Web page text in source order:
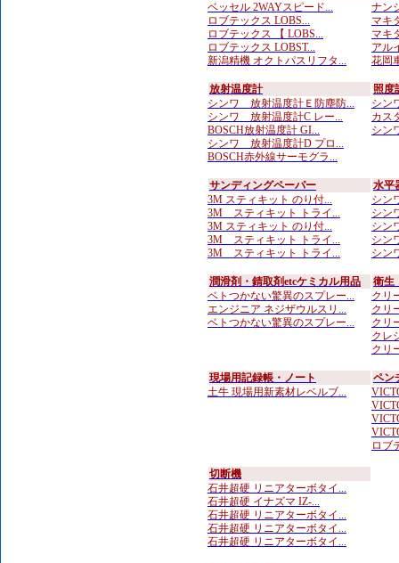
ベッセル 2WAYスピード...
ロブテックス LOBS...
ロブテックス 【 LOBS...
ロブテックス LOBST...
新潟精機 オクトパスリフタ...
ナン
マキ
マキ
アル
花岡
放射温度計
シンワ 放射温度計Ｅ防塵防...
シンワ 放射温度計C レー...
BOSCH放射温度計 GI...
シンワ 放射温度計D プロ...
BOSCH赤外線サーモグラ...
照度
シン
カス
シン
サンディングペーパー
3M スティキット のり付...
3M スティキット トライ...
3M スティキット のり付...
3M スティキット トライ...
3M スティキット トライ...
水平
シン
シン
シン
シン
シン
潤滑剤・錆取剤etcケミカル用品
ベトつかない驚異のスプレー...
エンジニア ネジザウルスリ...
ベトつかない驚異のスプレー...
衛生
クリ
クリ
クリ
クレ
クリ
現場用記録帳・ノート
土牛 現場用新素材レベルブ...
ペン
ロブ
切断機
石井超硬 リニアターボタイ...
石井超硬 イナズマ IZ-...
石井超硬 リニアターボタイ...
石井超硬 リニアターボタイ...
石井超硬 リニアターボタイ...